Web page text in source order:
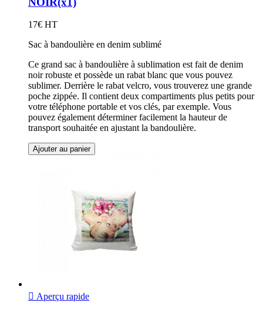
17€ HT
Sac à bandoulière en denim sublimé
Ce grand sac à bandoulière à sublimation est fait de denim
noir robuste et possède un rabat blanc que vous pouvez
sublimer. Derrière le rabat velcro, vous trouverez une grande
poche zippée. Il contient deux compartiments plus petits pour
votre téléphone portable et vos clés, par exemple. Vous
pouvez également déterminer facilement la hauteur de
transport souhaitée en ajustant la bandoulière.
Ajouter au panier
 Aperçu rapide